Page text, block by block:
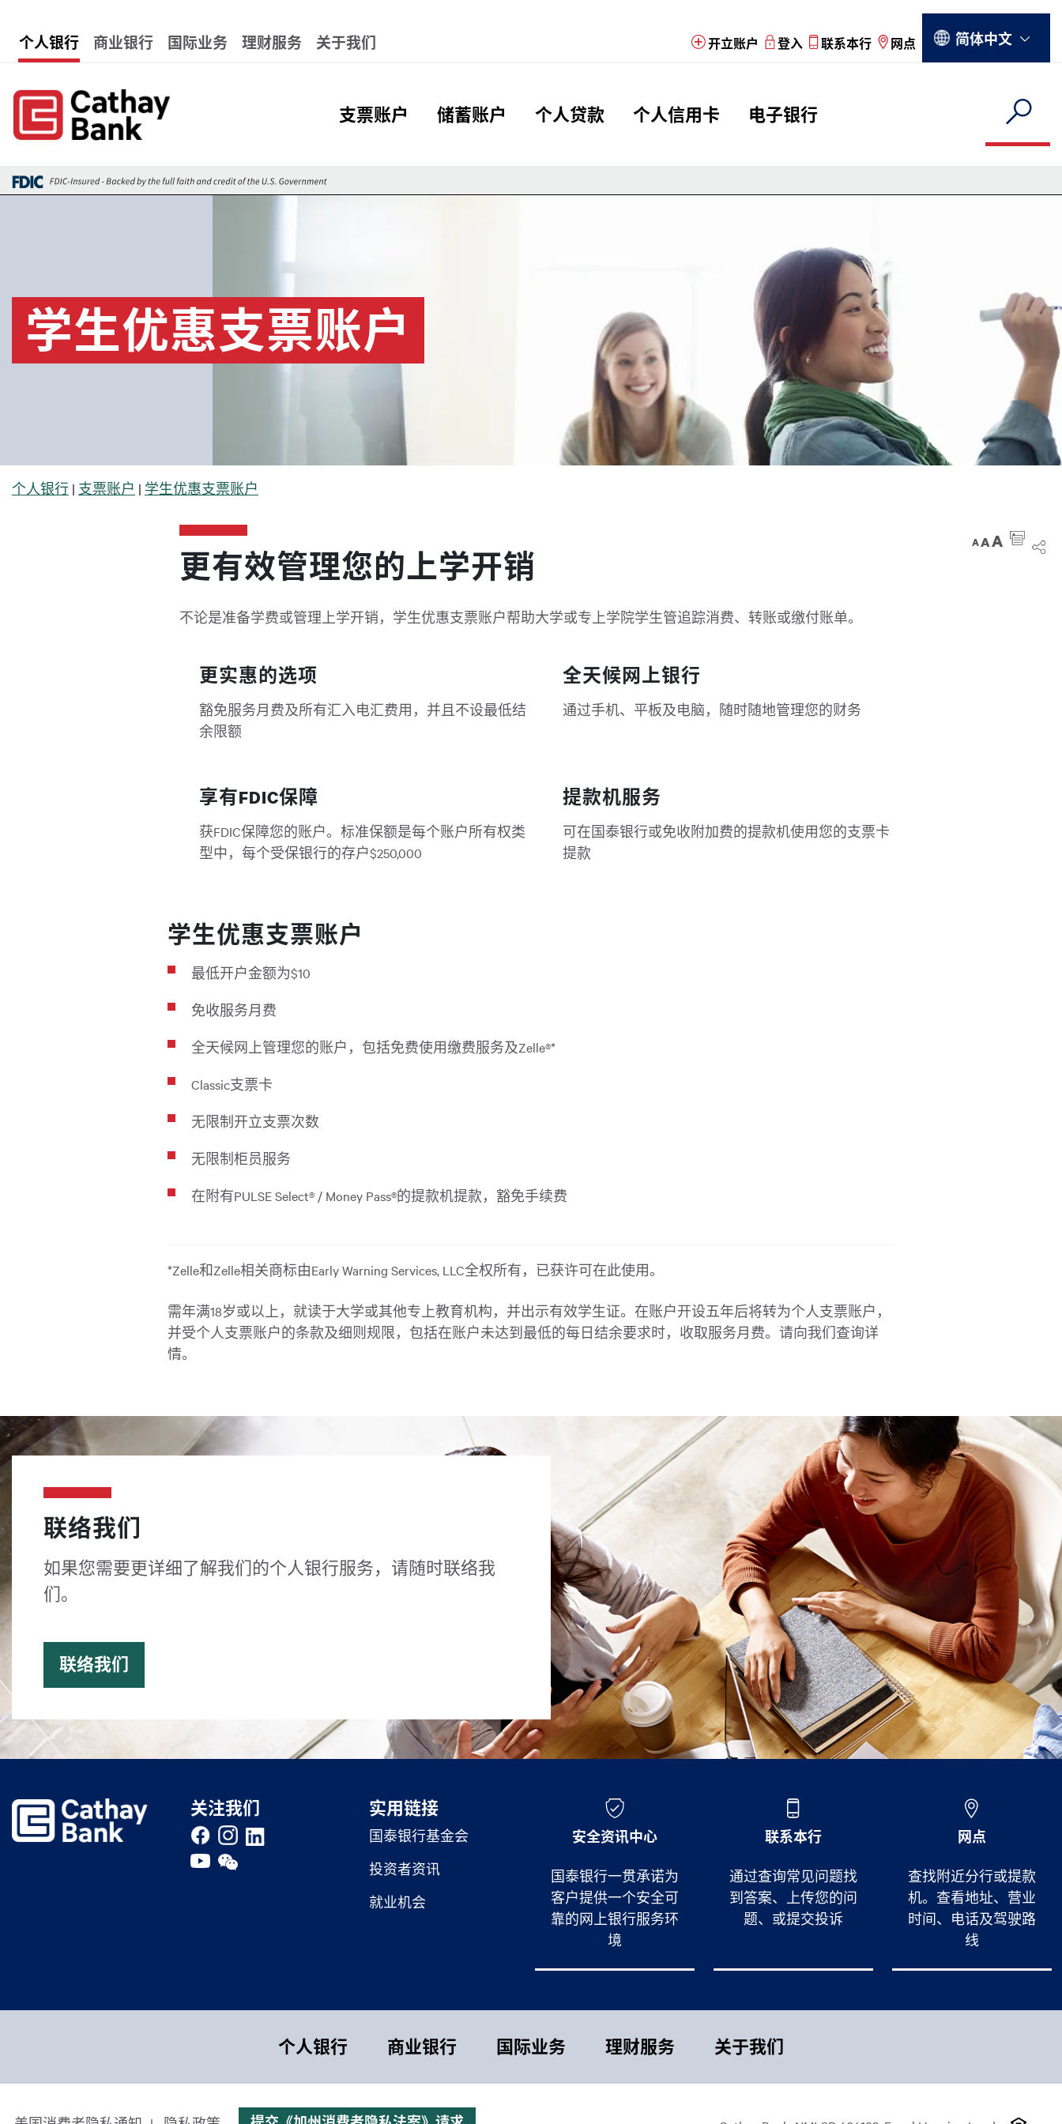
Global Header Hierarchy Menu
个人银行 商业银行 国际业务 理财服务 关于我们 开立账户 登入 联系本行 网点
Select your language
简体中文
Global Header Hierarchy Menu
支票账户 储蓄账户 个人贷款 个人信用卡 电子银行
学生优惠支票账户
面包屑
个人银行 支票账户 学生优惠支票账户
A
A A
更有效管理您的上学开销
不论是准备学费或管理上学开销，学生优惠支票账户帮助大学或专上学院学生管追踪消费、转账或缴付账单。
更实惠的选项
豁免服务月费及所有汇入电汇费用，并且不设最低结
余限额
全天候网上银行
通过手机、平板及电脑，随时随地管理您的财务
享有FDIC保障
获FDIC保障您的账户。标准保额是每个账户所有权类
型中，每个受保银行的存户$250,000
提款机服务
可在国泰银行或免收附加费的提款机使用您的支票卡
提款
学生优惠支票账户
最低开户金额为$10
免收服务月费
全天候网上管理您的账户，包括免费使用缴费服务及Zelle®*
Classic支票卡
无限制开立支票次数
无限制柜员服务
在附有PULSE Select® / Money Pass®的提款机提款，豁免手续费
*Zelle和Zelle相关商标由Early Warning Services, LLC全权所有，已获许可在此使用。
需年满18岁或以上，就读于大学或其他专上教育机构，并出示有效学生证。在账户开设五年后将转为个人支票账户，
并受个人支票账户的条款及细则规限，包括在账户未达到最低的每日结余要求时，收取服务月费。请向我们查询详
情。
联络我们
如果您需要更详细了解我们的个人银行服务，请随时联络我
们。
联络我们
关注我们 实用链接
实用链接
国泰银行基金会
投资者资讯
就业机会
安全资讯中心
国泰银行一贯承诺为
客户提供一个安全可
靠的网上银行服务环
境
联系本行
通过查询常见问题找
到答案、上传您的问
题、或提交投诉
网点
查找附近分行或提款
机。查看地址、营业
时间、电话及驾驶路
线
个人银行 商业银行 国际业务 理财服务 关于我们
CCPA Footer Site Map